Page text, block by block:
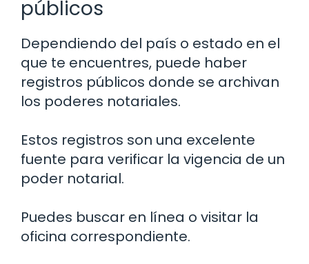
públicos
Dependiendo del país o estado en el
que te encuentres, puede haber
registros públicos donde se archivan
los poderes notariales.
Estos registros son una excelente
fuente para verificar la vigencia de un
poder notarial.
Puedes buscar en línea o visitar la
oficina correspondiente.